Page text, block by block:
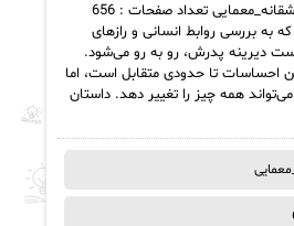
دانلود رمان عطر pdf | راضیه نعمتی اسم رمان : عطر نویسنده : راضیه نعمتی ژانر : عاشقانه_معمایی تعداد صفحات : 656
به بررسی روابط انسانی و رازهای
دیرینه پدرش، رو به رو می‌شود.
احساسات تا حدودی متقابل است، اما
همه چیز را تغییر دهد. داستان